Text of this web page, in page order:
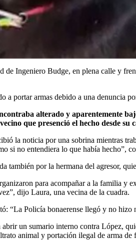
de Ingeniero Budge, en plena calle y
a portar armas debido a una denuncia
alterado y aparentemente
que presenció el hecho desde su
la noticia por una sobrina mientras
si no entendiera lo que había hecho”,
también por la hermana del agresor,
para acompañar a la familia y
dijo Laura, una vecina de la cuadra.
“La Policía bonaerense llegó y no hizo
un sumario interno contra López,
animal y portación ilegal de arma de